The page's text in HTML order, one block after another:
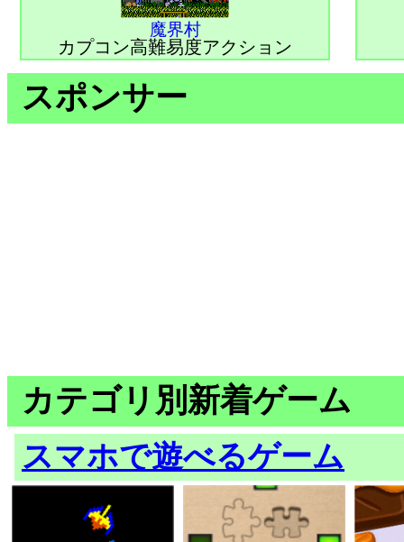
魔界村
カプコン高難易度アクション
スポンサー
カテゴリ別新着ゲーム
スマホで遊べるゲーム